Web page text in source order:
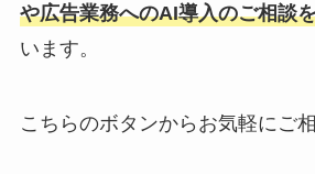
や広告業務へのAI導入のご相談
います。
こちらのボタンからお気軽にご